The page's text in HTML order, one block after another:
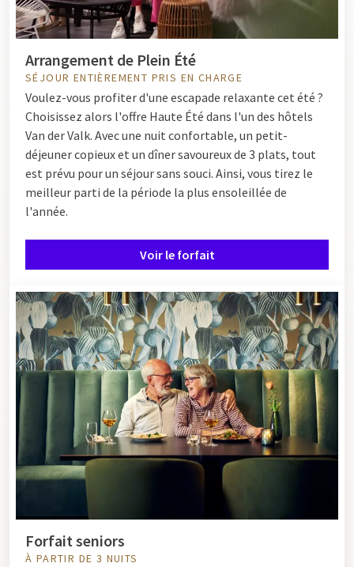
Arrangement de Plein Été
SÉJOUR ENTIÈREMENT PRIS EN CHARGE
Voulez-vous profiter d'une escapade relaxante cet été ?
Choisissez alors l'offre Haute Été dans l'un des hôtels
Van der Valk. Avec une nuit confortable, un petit-
déjeuner copieux et un dîner savoureux de 3 plats, tout
est prévu pour un séjour sans souci. Ainsi, vous tirez le
meilleur parti de la période la plus ensoleillée de
l'année.
Voir le forfait
Forfait seniors
À PARTIR DE 3 NUITS